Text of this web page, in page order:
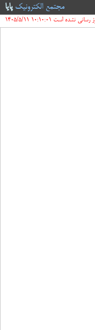
مجتمع الکترونیکپایا
است 10:10:01 1405/5/11